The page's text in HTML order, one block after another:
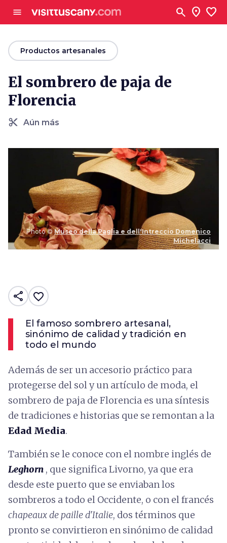
menu search location_on favorite
arrow_backProductos artesanales
El sombrero de paja de
Florencia
content_cut Aún más
Photo © Museo della Paglia e dell'Intreccio Domenico
Michelacci
share favorite_border
El famoso sombrero artesanal,
sinónimo de calidad y tradición en
todo el mundo
Además de ser un accesorio práctico para
protegerse del sol y un artículo de moda, el
sombrero de paja de Florencia es una síntesis
de tradiciones e historias que se remontan a la
Edad Media.
También se le conoce con el nombre inglés de
Leghorn , que significa Livorno, ya que era
desde este puerto que se enviaban los
sombreros a todo el Occidente, o con el francés
chapeaux de paille d'Italie, dos términos que
pronto se convirtieron en sinónimo de calidad